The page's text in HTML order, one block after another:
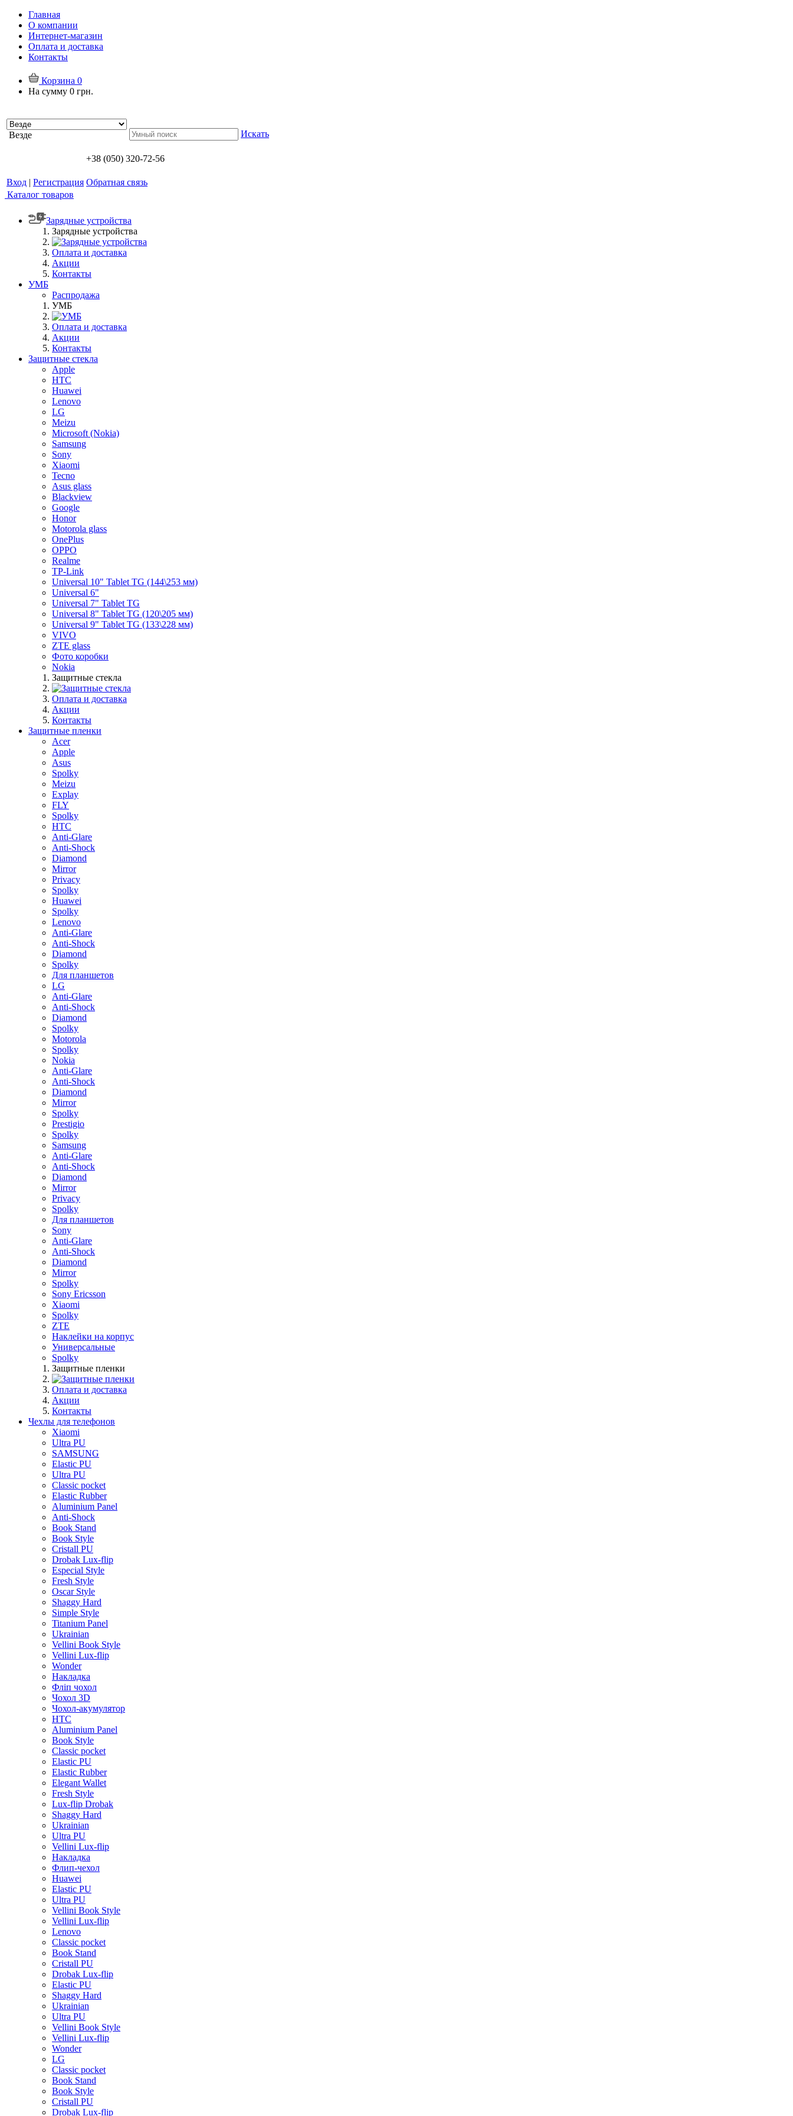
Главная
О компании
Интернет-магазин
Оплата и доставка
Контакты
Корзина 0
На сумму 0 грн.
Везде Искать
+38 (050) 320-72-56
Вход | Регистрация Обратная связь
Каталог товаров
Зарядные устройства
Зарядные устройства
Оплата и доставка
Акции
Контакты
УМБ
Распродажа
УМБ
Оплата и доставка
Акции
Контакты
Защитные стекла
Apple
HTC
Huawei
Lenovo
LG
Meizu
Microsoft (Nokia)
Samsung
Sony
Xiaomi
Tecno
Asus glass
Blackview
Google
Honor
Motorola glass
OnePlus
OPPO
Realme
TP-Link
Universal 10" Tablet TG (144\253 мм)
Universal 6"
Universal 7" Tablet TG
Universal 8" Tablet TG (120\205 мм)
Universal 9" Tablet TG (133\228 мм)
VIVO
ZTE glass
Фото коробки
Nokia
Защитные стекла
Оплата и доставка
Акции
Контакты
Защитные пленки
Acer
Apple
Asus
Spolky
Meizu
Explay
FLY
Spolky
HTC
Anti-Glare
Anti-Shock
Diamond
Mirror
Privacy
Spolky
Huawei
Spolky
Lenovo
Anti-Glare
Anti-Shock
Diamond
Spolky
Для планшетов
LG
Anti-Glare
Anti-Shock
Diamond
Spolky
Motorola
Spolky
Nokia
Anti-Glare
Anti-Shock
Diamond
Mirror
Spolky
Prestigio
Spolky
Samsung
Anti-Glare
Anti-Shock
Diamond
Mirror
Privacy
Spolky
Для планшетов
Sony
Anti-Glare
Anti-Shock
Diamond
Mirror
Spolky
Sony Ericsson
Xiaomi
Spolky
ZTE
Наклейки на корпус
Универсальные
Spolky
Защитные пленки
Оплата и доставка
Акции
Контакты
Чехлы для телефонов
Xiaomi
Ultra PU
SAMSUNG
Elastic PU
Ultra PU
Classic pocket
Elastic Rubber
Aluminium Panel
Anti-Shock
Book Stand
Book Style
Cristall PU
Drobak Lux-flip
Especial Style
Fresh Style
Oscar Style
Shaggy Hard
Simple Style
Titanium Panel
Ukrainian
Vellini Book Style
Vellini Lux-flip
Wonder
Накладка
Фліп чохол
Чохол 3D
Чохол-акумулятор
HTC
Aluminium Panel
Book Style
Classic pocket
Elastic PU
Elastic Rubber
Elegant Wallet
Fresh Style
Lux-flip Drobak
Shaggy Hard
Ukrainian
Ultra PU
Vellini Lux-flip
Накладка
Флип-чехол
Huawei
Elastic PU
Ultra PU
Vellini Book Style
Vellini Lux-flip
Lenovo
Classic pocket
Book Stand
Cristall PU
Drobak Lux-flip
Elastic PU
Shaggy Hard
Ukrainian
Ultra PU
Vellini Book Style
Vellini Lux-flip
Wonder
LG
Classic pocket
Book Stand
Book Style
Cristall PU
Drobak Lux-flip